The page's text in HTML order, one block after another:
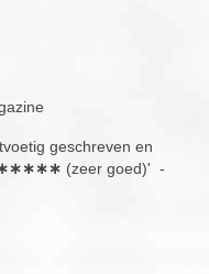
geschreven en
(zeer goed)' -